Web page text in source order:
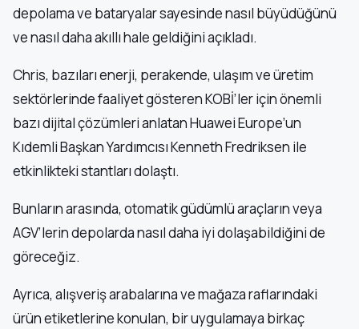
depolama ve bataryalar sayesinde nasıl büyüdüğünü
ve nasıl daha akıllı hale geldiğini açıkladı.
Chris, bazıları enerji, perakende, ulaşım ve üretim
sektörlerinde faaliyet gösteren KOBİ’ler için önemli
bazı dijital çözümleri anlatan Huawei Europe’un
Kıdemli Başkan Yardımcısı Kenneth Fredriksen ile
etkinlikteki stantları dolaştı.
Bunların arasında, otomatik güdümlü araçların veya
AGV’lerin depolarda nasıl daha iyi dolaşabildiğini de
göreceğiz.
Ayrıca, alışveriş arabalarına ve mağaza raflarındaki
ürün etiketlerine konulan, bir uygulamaya birkaç